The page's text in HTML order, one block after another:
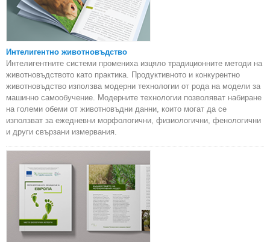
Интелигентно животновъдство
Интелигентните системи промениха изцяло традиционните методи на
животновъдството като практика. Продуктивното и конкурентно
животновъдство използва модерни технологии от рода на модели за
машинно самообучение. Модерните технологии позволяват набиране
на големи обеми от животновъдни данни, които могат да се
използват за ежедневни морфологични, физиологични, фенологични
и други свързани измервания.